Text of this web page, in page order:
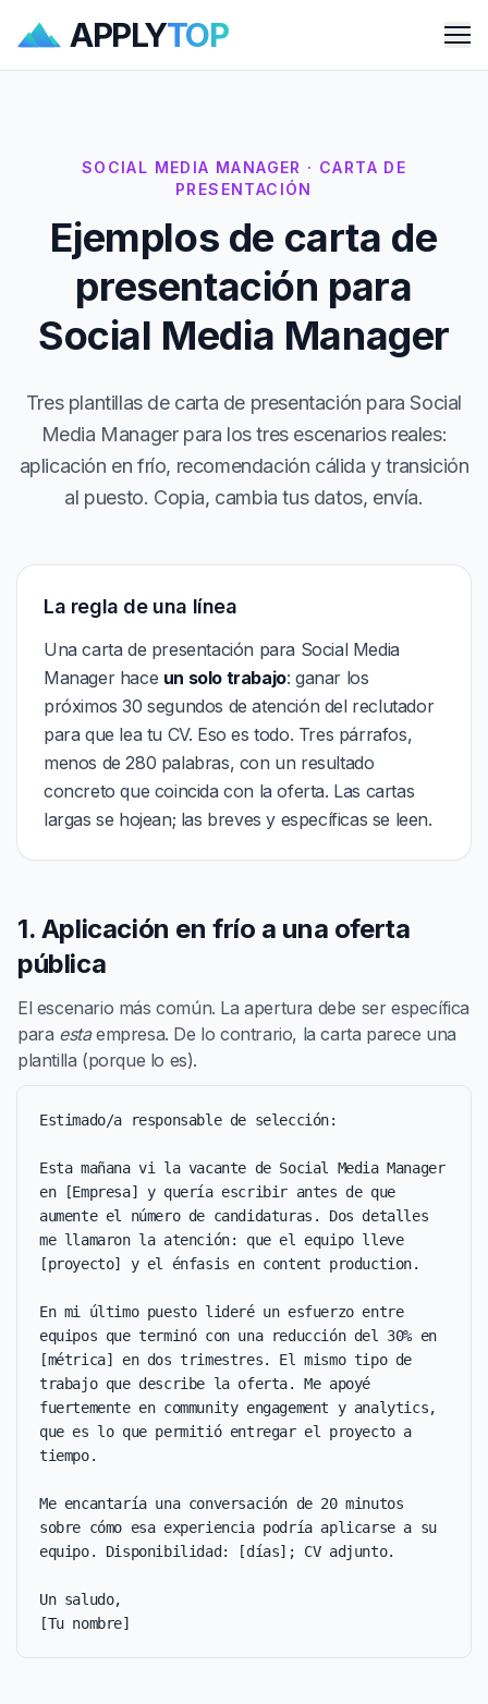
APPLYTOP
SOCIAL MEDIA MANAGER · CARTA DE
PRESENTACIÓN
Ejemplos de carta de
presentación para
Social Media Manager
Tres plantillas de carta de presentación para Social
Media Manager para los tres escenarios reales:
aplicación en frío, recomendación cálida y transición
al puesto. Copia, cambia tus datos, envía.
La regla de una línea
Una carta de presentación para Social Media
Manager hace un solo trabajo: ganar los
próximos 30 segundos de atención del reclutador
para que lea tu CV. Eso es todo. Tres párrafos,
menos de 280 palabras, con un resultado
concreto que coincida con la oferta. Las cartas
largas se hojean; las breves y específicas se leen.
1. Aplicación en frío a una oferta
pública
El escenario más común. La apertura debe ser específica
para estaempresa. De lo contrario, la carta parece una
plantilla (porque lo es).
Estimado/a responsable de selección:
Esta mañana vi la vacante de Social Media Manager
en [Empresa] y quería escribir antes de que
aumente el número de candidaturas. Dos detalles
me llamaron la atención: que el equipo lleve
[proyecto] y el énfasis en content production.
En mi último puesto lideré un esfuerzo entre
equipos que terminó con una reducción del 30% en
[métrica] en dos trimestres. El mismo tipo de
trabajo que describe la oferta. Me apoyé
fuertemente en community engagement y analytics,
que es lo que permitió entregar el proyecto a
tiempo.
Me encantaría una conversación de 20 minutos
sobre cómo esa experiencia podría aplicarse a su
equipo. Disponibilidad: [días]; CV adjunto.
Un saludo,
[Tu nombre]